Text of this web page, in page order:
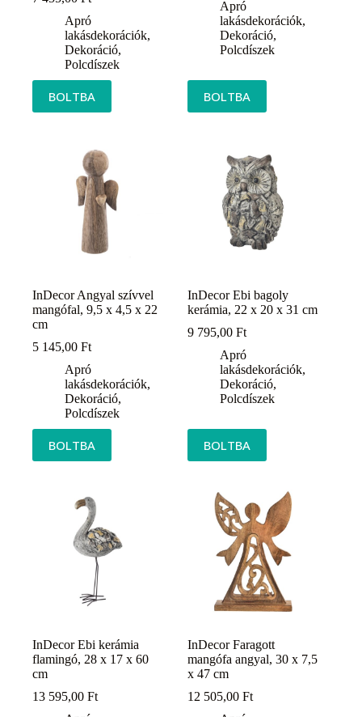
Apró
lakásdekorációk,
Dekoráció,
Polcdíszek
BOLTBA
Apró
lakásdekorációk,
Dekoráció,
Polcdíszek
BOLTBA
InDecor Angyal szívvel
mangófal, 9,5 x 4,5 x 22
cm
5 145,00 Ft
Apró
lakásdekorációk,
Dekoráció,
Polcdíszek
BOLTBA
InDecor Ebi bagoly
kerámia, 22 x 20 x 31 cm
9 795,00Ft
Apró
lakásdekorációk,
Dekoráció,
Polcdíszek
BOLTBA
InDecor Ebi kerámia
flamingó, 28 x 17 x 60
cm
13 595,00 Ft
InDecor Faragott
mangófa angyal, 30 x 7,5
x 47 cm
12 505,00Ft